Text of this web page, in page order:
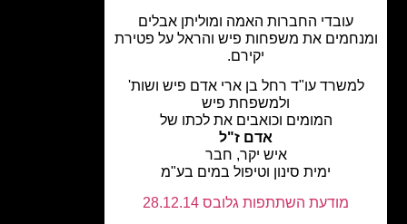
עובדי החברות האמה ומוליתן אבלים
את משפחות פיש והראל על פטירת
עו"ד רחל בן ארי אדם פיש ושות'
ולמשפחת פיש
המומים וכואבים את לכתו של
אדם ז"ל
איש יקר, חבר
ימית סינון וטיפול במים בע"מ
מודעת השתתפות גלובס 28.12.14